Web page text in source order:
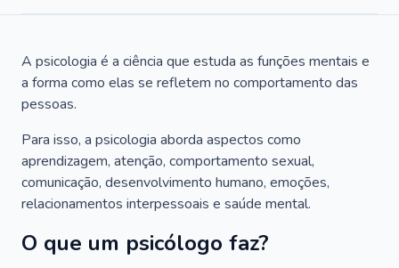
A psicologia é a ciência que estuda as funções mentais e
a forma como elas se refletem no comportamento das
pessoas.
Para isso, a psicologia aborda aspectos como
aprendizagem, atenção, comportamento sexual,
comunicação, desenvolvimento humano, emoções,
relacionamentos interpessoais e saúde mental.
O que um psicólogo faz?